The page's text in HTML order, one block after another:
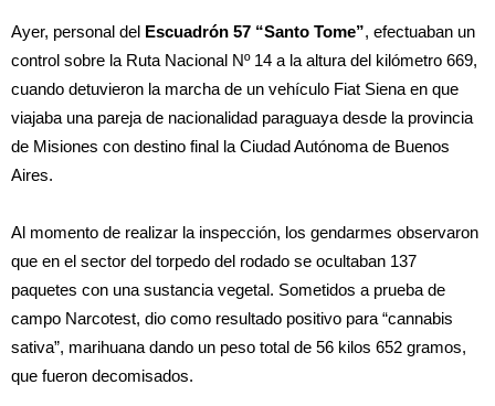
Ayer, personal del Escuadrón 57 “Santo Tome”, efectuaban un
control sobre la Ruta Nacional Nº 14 a la altura del kilómetro 669,
cuando detuvieron la marcha de un vehículo Fiat Siena en que
viajaba una pareja de nacionalidad paraguaya desde la provincia
de Misiones con destino final la Ciudad Autónoma de Buenos
Aires.
Al momento de realizar la inspección, los gendarmes observaron
que en el sector del torpedo del rodado se ocultaban 137
paquetes con una sustancia vegetal. Sometidos a prueba de
campo Narcotest, dio como resultado positivo para “cannabis
sativa”, marihuana dando un peso total de 56 kilos 652 gramos,
que fueron decomisados.